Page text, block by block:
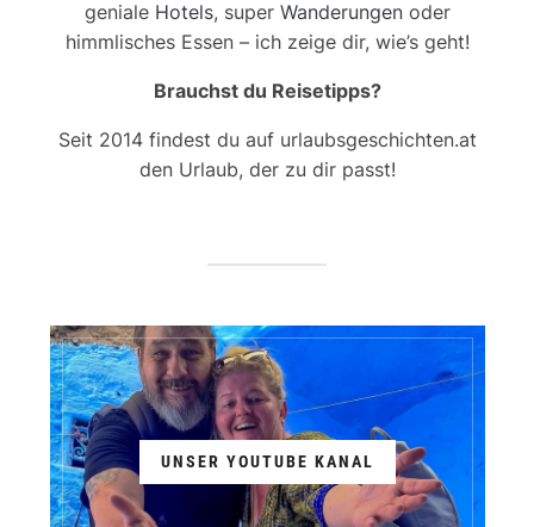
geniale Hotels, super Wanderungenoder
himmlisches Essen – ich zeige dir, wie’s geht!
Brauchst du Reisetipps?
Seit 2014 findest du auf urlaubsgeschichten.at
den Urlaub, der zu dir passt!
UNSER YOUTUBE KANAL